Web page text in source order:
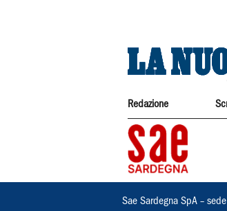
Redazione
Sae Sardegna SpA –